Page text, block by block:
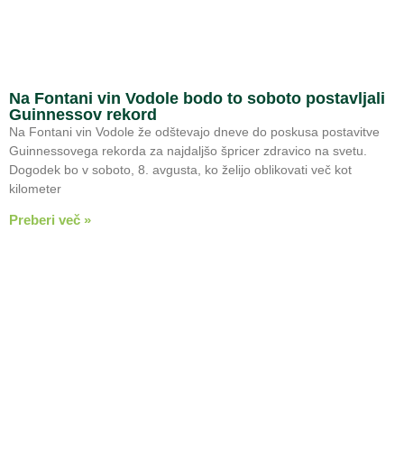
Na Fontani vin Vodole bodo to soboto postavljali
Guinnessov rekord
Na Fontani vin Vodole že odštevajo dneve do poskusa postavitve
Guinnessovega rekorda za najdaljšo špricer zdravico na svetu.
Dogodek bo v soboto, 8. avgusta, ko želijo oblikovati več kot
kilometer
Preberi več »